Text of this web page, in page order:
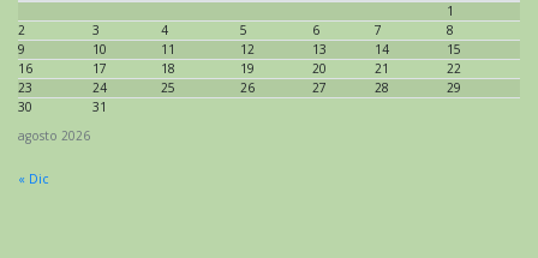
agosto 2026
1
2
3 4 5 6 7
8
9
10 11 12 13 14
15
16
17 18 19 20 21
22
23
24 25 26 27 28
29
30
31
« Dic